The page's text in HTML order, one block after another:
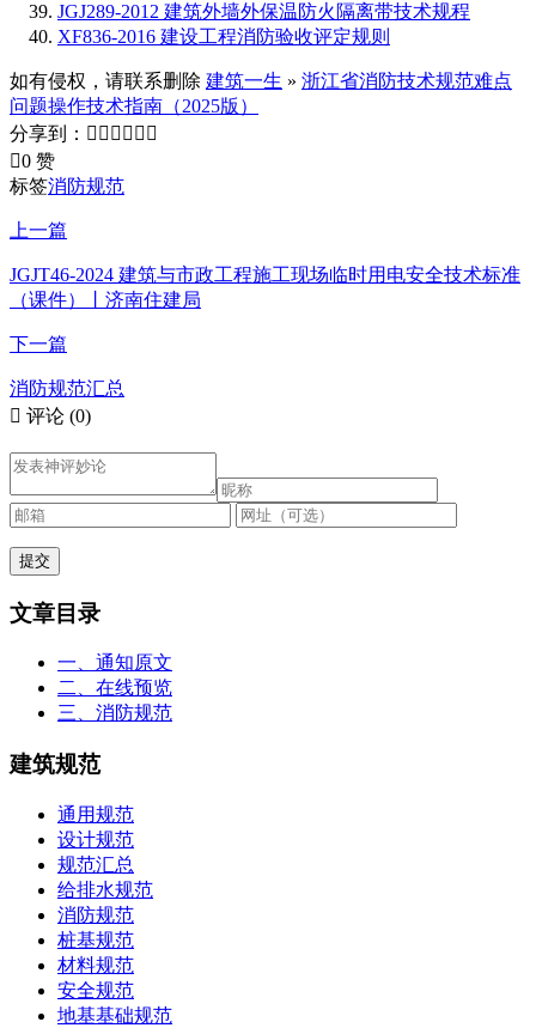
JGJ289-2012 建筑外墙外保温防火隔离带技术规程
XF836-2016 建设工程消防验收评定规则
如有侵权，请联系删除 建筑一生 » 浙江省消防技术规范难点
问题操作技术指南（2025版）
分享到：      
0 赞
标签消防规范
上一篇
JGJT46-2024 建筑与市政工程施工现场临时用电安全技术标准
（课件）丨济南住建局
下一篇
消防规范汇总
 评论 (0)
文章目录
一、通知原文
二、在线预览
三、消防规范
建筑规范
通用规范
设计规范
规范汇总
给排水规范
消防规范
桩基规范
材料规范
安全规范
地基基础规范